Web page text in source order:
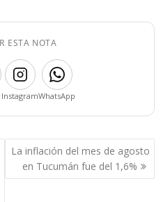
ESTA NOTA
InstagramWhatsApp
La inflación del mes de agosto
en Tucumán fue del 1,6%